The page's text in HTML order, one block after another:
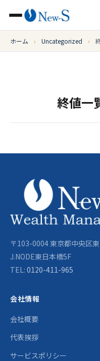
ホーム › Uncategorized ›
終値一
〒103-0004 東京都中央区
J.NODE東日本橋5F
TEL: 0120-411-965
会社情報
会社概要
代表挨拶
サービスポリシー